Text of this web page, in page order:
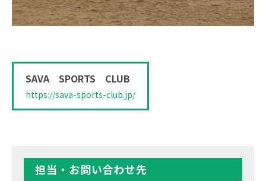
SAVA SPORTS CLUB
https://sava-sports-club.jp/
担当・お問い合わせ先